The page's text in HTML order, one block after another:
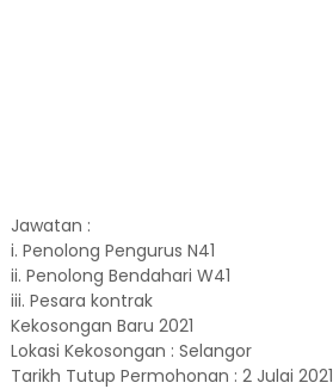
Jawatan :
i. Penolong Pengurus N41
ii. Penolong Bendahari W41
iii. Pesara kontrak
Kekosongan Baru 2021
Lokasi Kekosongan : Selangor
Tarikh Tutup Permohonan : 2 Julai 2021